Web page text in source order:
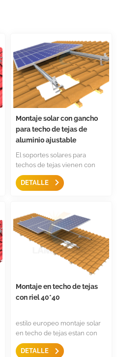
Montaje solar con gancho
para techo de tejas de
aluminio ajustable
El soportes solares para
techos de tejas vienen con
gancho de techo de
aluminioEs un diseño
costo y rápida instalación.
DETALLE
Montaje en techo de tejas
con riel 40*40
estilo europeo montaje solar
en techo de tejas estan con
carril de montaje 40*40mm,
con abrazadera de extremo
DETALLE